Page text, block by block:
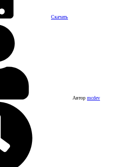
Скачать
Автор mcdev